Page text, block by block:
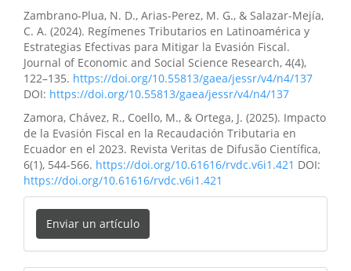
Zambrano-Plua, N. D., Arias-Perez, M. G., & Salazar-Mejía,
C. A. (2024). Regímenes Tributarios en Latinoamérica y
Estrategias Efectivas para Mitigar la Evasión Fiscal.
Journal of Economic and Social Science Research, 4(4),
122–135. https://doi.org/10.55813/gaea/jessr/v4/n4/137
DOI: https://doi.org/10.55813/gaea/jessr/v4/n4/137
Zamora, Chávez, R., Coello, M., & Ortega, J. (2025). Impacto
de la Evasión Fiscal en la Recaudación Tributaria en
Ecuador en el 2023. Revista Veritas de Difusão Científica,
6(1), 544-566. https://doi.org/10.61616/rvdc.v6i1.421 DOI:
https://doi.org/10.61616/rvdc.v6i1.421
Enviar un artículo